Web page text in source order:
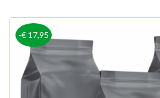
-€ 17,95